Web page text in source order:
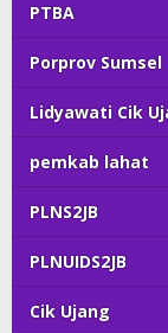
PTBA
Porprov Sumsel
Lidyawati Cik
pemkab lahat
PLNS2JB
PLNUIDS2JB
Cik Ujang